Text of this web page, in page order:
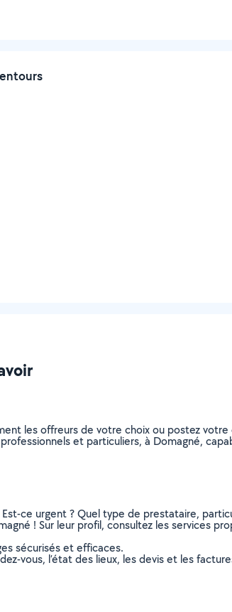
les offreurs de votre choix ou postez
et particuliers, à Domagné,
ce urgent ? Quel type de prestataire,
! Sur leur profil, consultez les services
sécurisés et efficaces.
vous, l’état des lieux, les devis et les